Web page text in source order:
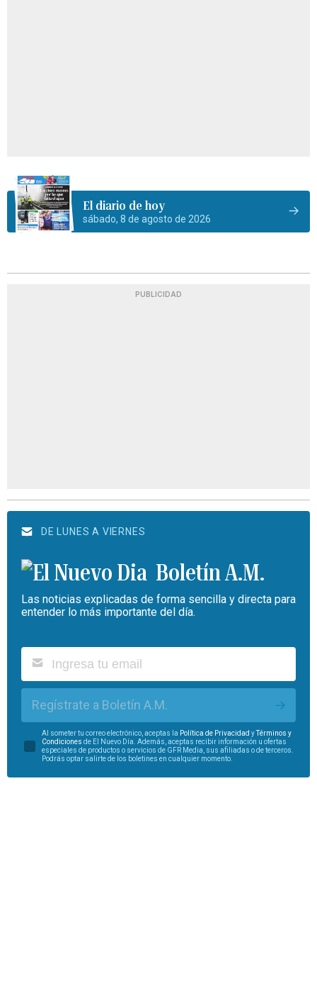
El diario de hoy
sábado, 8 de agosto de 2026
PUBLICIDAD
DE LUNES A VIERNES
Boletín A.M.
Las noticias explicadas de forma sencilla y directa para
entender lo más importante del día.
Regístrate a Boletín A.M.
Al someter tu correo electrónico, aceptas la Política de Privacidad yTérminos y
Condiciones de El Nuevo Día. Además, aceptas recibir información u ofertas
especiales de productos o servicios de GFR Media, sus afiliadas o de terceros.
Podrás optar salirte de los boletines en cualquier momento.